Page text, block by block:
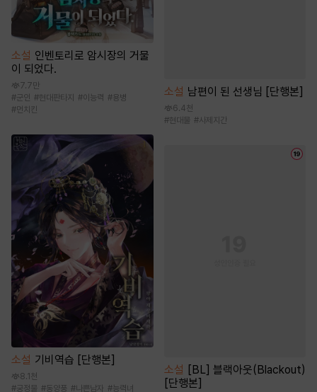
소설 인벤토리로 암시장의 거물
이 되었다.
7.7만
#군인 #현대판타지 #이능력 # 용병
#먼치킨
소설 기비역습 [단행본]
8.1천
#궁정물 #동양풍 #나쁜남자 #능력녀
소설 남편이 된 선생님 [단행본]
6.4천
#현대물 #사제지간
소설
[BL] 블랙아웃(Blackout)
[단행본]